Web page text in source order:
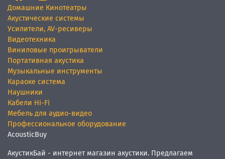
Домашние Кинотеатры
Акустические системы
Усилители, AV-ресиверы
Видеотехника
Виниловые проигрыватели
Портативная акустика
Музыкальные инструменты
Караоке система
Наушники
Кабели Hi-Fi
Мебель для аудио-видео
Профессиональное оборудование
AcousticBuy
АкустикБай - интернет магазин акустики. Предлагаем